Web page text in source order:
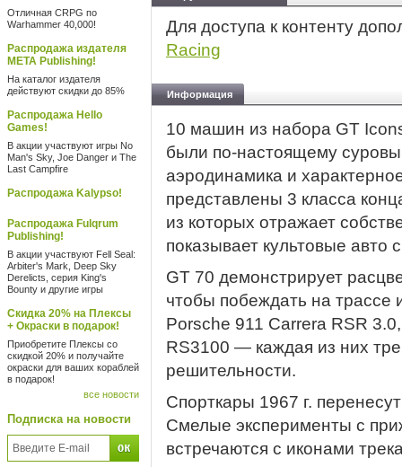
Отличная CRPG по
Warhammer 40,000!
Распродажа издателя
META Publishing!
На каталог издателя
действуют скидки до 85%
Распродажа Hello
Games!
В акции участвуют игры No
Man's Sky, Joe Danger и The
Last Campfire
Распродажа Kalypso!
Распродажа Fulqrum
Publishing!
В акции участвуют Fell Seal:
Arbiter's Mark, Deep Sky
Derelicts, серия King's
Bounty и другие игры
Скидка 20% на Плексы
+ Окраски в подарок!
Приобретите Плексы со
скидкой 20% и получайте
окраски для ваших кораблей
в подарок!
все новости
Подписка на новости
Для доступа к контенту
Racing
Информация
10 машин из набора GT
были по-настоящему
аэродинамика и
представлены 3 класса
из которых отражает
показывает культовые авто
GT 70 демонстрирует
чтобы побеждать на трассе
Porsche 911 Carrera RSR
RS3100 — каждая из них
решительности.
Спорткары 1967 г.
Смелые эксперименты с
встречаются с иконами